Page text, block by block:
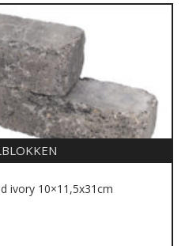
ivory 10×11,5x31cm